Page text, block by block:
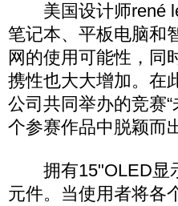
美国设计师rené
笔记本、平板电脑和
网的使用可能性，同
携性也大大增加。在
公司共同举办的竞赛
个参赛作品中脱颖而
拥有15"OLED显示
元件。当使用者将各